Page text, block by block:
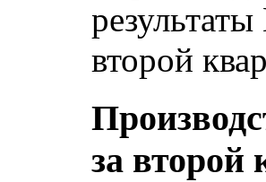
за второй